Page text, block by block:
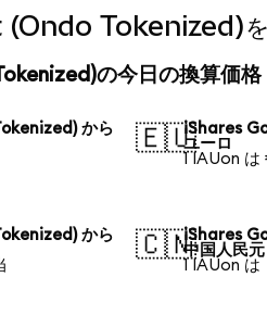
Tokenized)を
の今日の換算価格
から
🇪🇺iShares
ユーロ
1 IAUon
から
🇨🇳iShares
中国人民元
1 IAUon